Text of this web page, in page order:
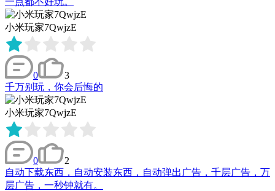
小米玩家7QwjzE
0
3
千万别玩，你会后悔的
小米玩家7QwjzE
0
2
自动下载东西，自动安装东西，自动弹出广告，千层广告，万
层广告，一秒钟就有。